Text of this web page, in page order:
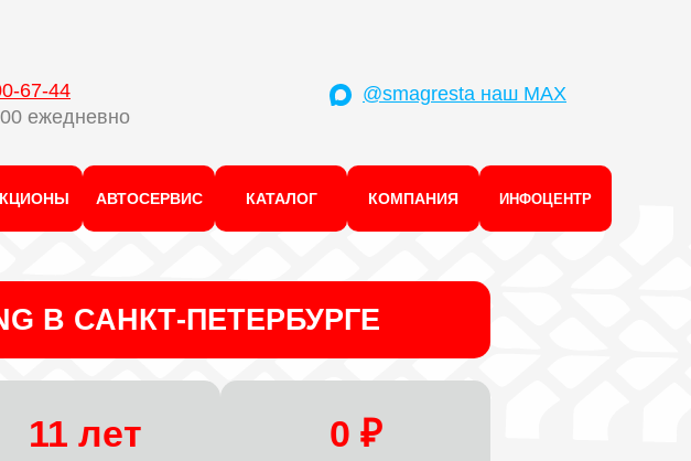
67-44
ежедневно
@smagresta наш MAX
АВТОСЕРВИС КАТАЛОГ КОМПАНИЯ ИНФОЦЕНТР
В САНКТ-ПЕТЕРБУРГЕ
11 лет 0 ₽